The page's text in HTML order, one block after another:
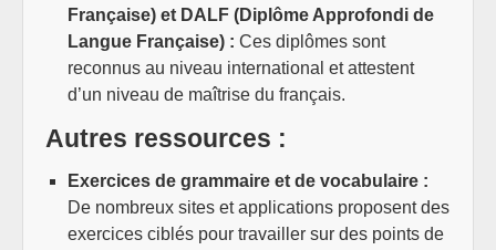
Française) et DALF (Diplôme Approfondi de
Langue Française) : Ces diplômes sont
reconnus au niveau international et attestent
d’un niveau de maîtrise du français.
Autres ressources :
Exercices de grammaire et de vocabulaire :
De nombreux sites et applications proposent des
exercices ciblés pour travailler sur des points de